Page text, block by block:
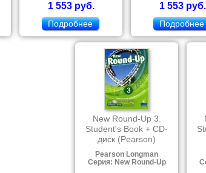
1 553 руб.
Подробнее
1 553 руб.
Подробнее
New Round-Up 3.
Student's Book + CD-
диск (Pearson)
Pearson Longman
Серия: New Round-Up